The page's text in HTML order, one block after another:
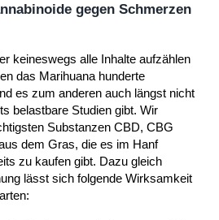
gegen Schmerzen
keineswegs alle Inhalte aufzählen
das Marihuana hunderte
es zum anderen auch längst nicht
belastbare Studien gibt. Wir
Substanzen CBD, CBG
dem Gras, die es im Hanf
zu kaufen gibt. Dazu gleich
lässt sich folgende Wirksamkeit